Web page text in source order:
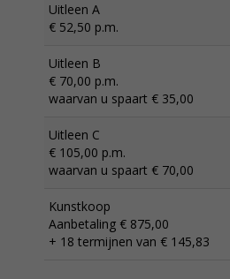
Uitleen A
€ 52,50 p.m.
Uitleen B
€ 70,00 p.m.
waarvan u spaart € 35,00
Uitleen C
€ 105,00 p.m.
waarvan u spaart € 70,00
Kunstkoop
Aanbetaling € 875,00
+ 18 termijnen van € 145,83